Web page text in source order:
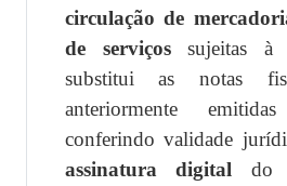
circulação de
de serviçossujeitas à
substitui as notas
anteriormente
conferindo validade
assinatura digital do